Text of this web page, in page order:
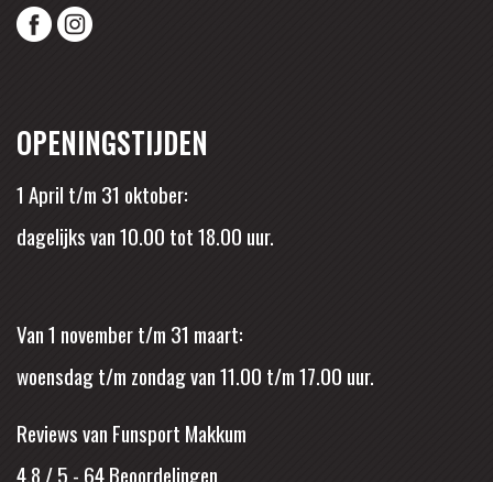
OPENINGSTIJDEN
1 April t/m 31 oktober:
dagelijks van 10.00 tot 18.00 uur.
Van 1 november t/m 31 maart:
woensdag t/m zondag van 11.00 t/m 17.00 uur.
Reviews van Funsport Makkum
4.8 / 5 - 64Beoordelingen